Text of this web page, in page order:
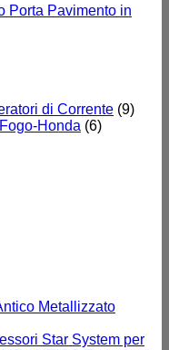
Porta Pavimento in
di Corrente (9)
Honda (6)
Metallizzato
Star System per